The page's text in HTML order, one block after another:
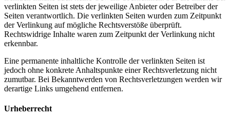
verlinkten Seiten ist stets der jeweilige Anbieter oder Betreiber der
Seiten verantwortlich. Die verlinkten Seiten wurden zum Zeitpunkt
der Verlinkung auf mögliche Rechtsverstöße überprüft.
Rechtswidrige Inhalte waren zum Zeitpunkt der Verlinkung nicht
erkennbar.
Eine permanente inhaltliche Kontrolle der verlinkten Seiten ist
jedoch ohne konkrete Anhaltspunkte einer Rechtsverletzung nicht
zumutbar. Bei Bekanntwerden von Rechtsverletzungen werden wir
derartige Links umgehend entfernen.
Urheberrecht